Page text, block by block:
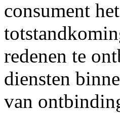
consument
redenen te
diensten
van